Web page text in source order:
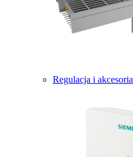
Regulacja i akcesoria